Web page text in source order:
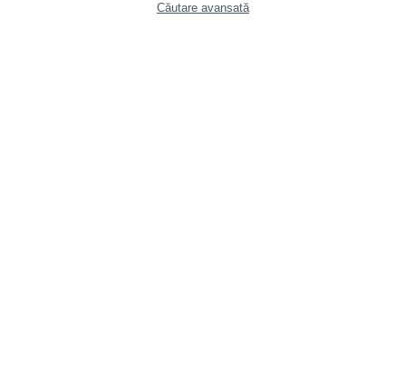
Căutare avansată